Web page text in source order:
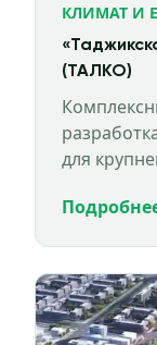
КЛИМАТ И
(ТАЛКО)
для